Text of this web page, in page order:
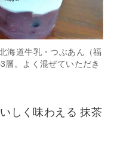
海道牛乳・つぶあん（福
層。よく混ぜていただき
しく味わえる 抹茶